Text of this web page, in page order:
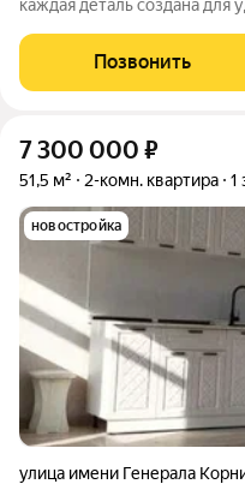
каждая деталь создана для
колясочными и велосипедными все для комфорта с
шага. Монолитно-кирпичная
Позвонить
7 300 000 ₽
51,5 м² 2-комн. квартира 1
новостройка
улица имени Генерала